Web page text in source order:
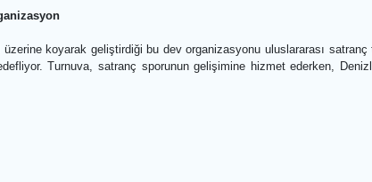
Turnuvası, yalnızca sportif bir organizasyon olmanın
ve sporcu yakınının Denizli’de konaklaması;